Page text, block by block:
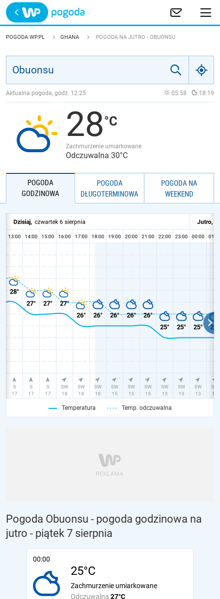
Trwa ładowanie
POLSKA
JAKOŚĆ POWIETRZA
POGODA WP.PL GHANA POGODA NA JUTRO - OBUONSU
Aktualna pogoda, godz. 12:25 05:58 18:19
28
Zachmurzenie umiarkowane
Odczuwalna 30°C
POGODA
GODZINOWA
POGODA
DŁUGOTERMINOWA
POGODA NA
WEEKEND
Temperatura Temp. odczuwalna
Pogoda Obuonsu - pogoda godzinowa na
jutro - piątek 7 sierpnia
00:00
25°C
Odczuwalna 27°C
Zachmurzenie umiarkowane